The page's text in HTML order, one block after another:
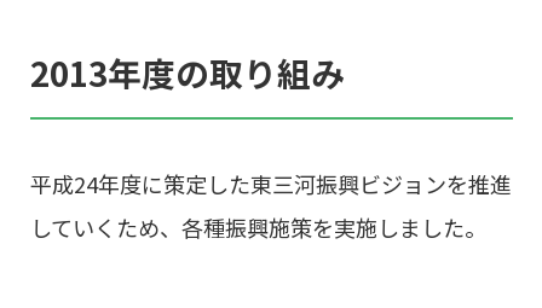
2013年度の取り組み
平成24年度に策定した東三河振興ビジョンを推進
していくため、各種振興施策を実施しました。